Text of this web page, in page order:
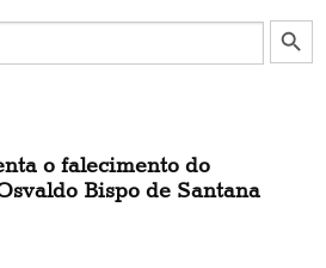
Search Button
o falecimento do
Bispo de Santana